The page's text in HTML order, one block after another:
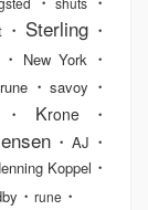
・ Sterling ・
・ New York ・
rune ・savoy ・
・ Krone・
・ AJ ・
Koppel ・
・ rune ・